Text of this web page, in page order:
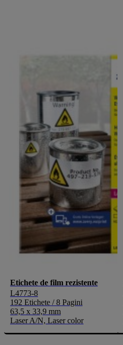
Etichete de film rezistente
L4773-8
192 Etichete / 8 Pagini
63,5 x 33,9 mm
Laser A/N, Laser color